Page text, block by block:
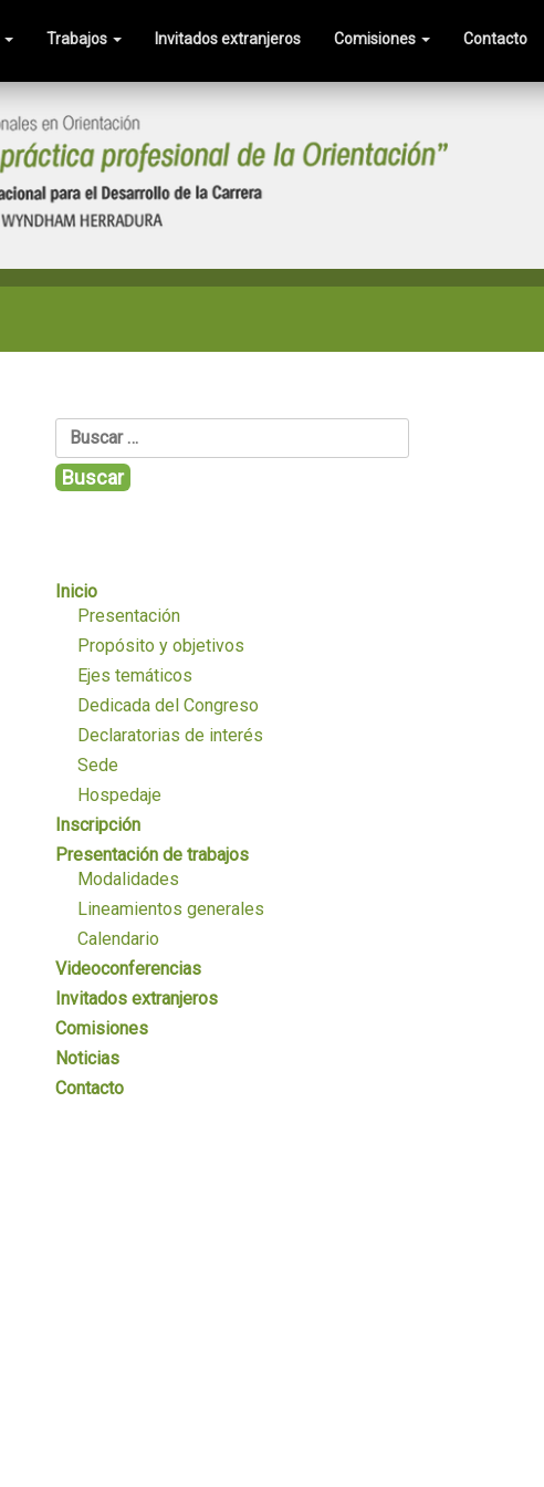
Trabajos Invitados extranjeros Comisiones Contacto
Buscar:
Inicio
Presentación
Propósito y objetivos
Ejes temáticos
Dedicada del Congreso
Declaratorias de interés
Sede
Hospedaje
Inscripción
Presentación de trabajos
Modalidades
Lineamientos generales
Calendario
Videoconferencias
Invitados extranjeros
Comisiones
Noticias
Contacto